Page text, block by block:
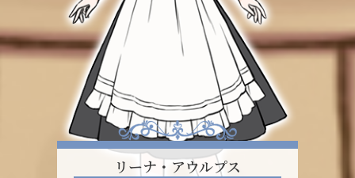
リーナ・アウルプス